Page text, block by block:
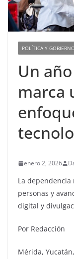
POLÍTICA Y GOBIERNO
Un
marca
enero 2, 2026
La
personas y
digital y
Por Redacción
Mérida,